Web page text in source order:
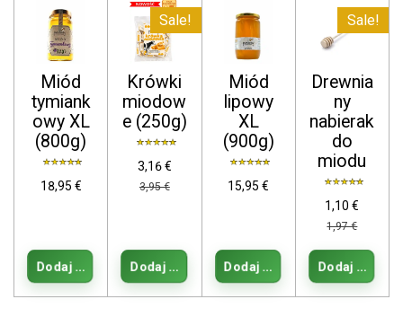
Miód
tymiank
owy XL
(800g)
18,95 €
Dodaj do koszyka
Sale!
Krówki
miodow
e (250g)
3,16 €
3,95 €
Dodaj do koszyka
Miód
lipowy
XL
(900g)
15,95 €
Dodaj do koszyka
Sale!
Drewnia
ny
nabierak
do
miodu
1,10 €
1,97 €
Dodaj do